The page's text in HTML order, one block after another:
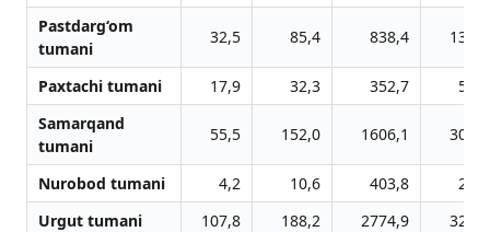
Pastdarg‘om
tumani
32,5 85,4 838,4 139,2
Paxtachi tumani 17,9 32,3 352,7
56,1
Samarqand
tumani
55,5 152,0 1606,1 307,4
Nurobod tumani 4,2 10,6 403,8
24,8
Urgut tumani
107,8 188,2 2774,9
320,8